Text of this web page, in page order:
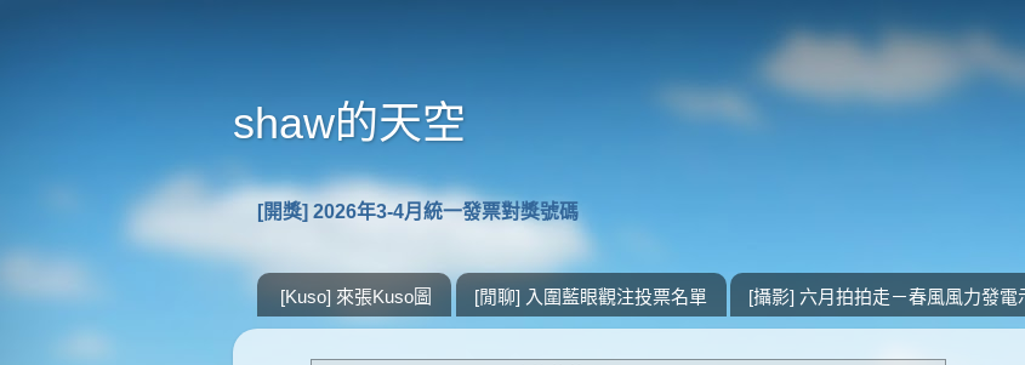
shaw的天空
[開獎] 2026年3-4月統一發票對獎號碼
[Kuso] 來張Kuso圖 [閒聊] 入圍藍眼觀注投票名單 [攝影] 六月拍拍走－春風風力發電